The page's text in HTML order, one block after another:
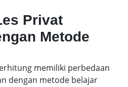
Privat
Metode
memiliki perbedaan
dengan metode belajar